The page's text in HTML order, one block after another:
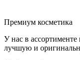
Премиум косметика
У нас в
лучшую и